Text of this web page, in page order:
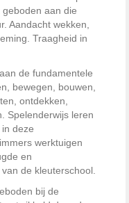
aan die
Aandacht wekken,
Traagheid in
de fundamentele
bewegen, bouwen,
ontdekken,
Spelenderwijs leren
deze
werktuigen
en
de kleuterschool.
bij de